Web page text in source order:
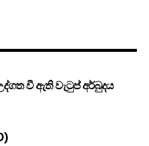
වී ඇති වැටුප් අර්බුදය